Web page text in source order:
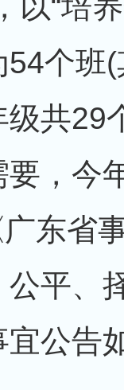
个班
级共29
，今
东省
平、
公告